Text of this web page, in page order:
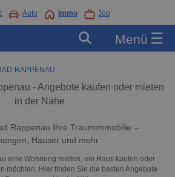
Auto Immo Job
Menü ☰
RAPPENAU
- Angebote kaufen oder mieten
in der Nähe
Rappenau Ihre Traumimmobilie –
Häuser und mehr
eine Wohnung mieten, ein Haus kaufen oder
möchten: Hier finden Sie die besten Angebote